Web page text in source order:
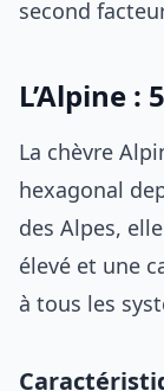
second
L’Alpine
La chèvre
hexagonal
des Alpes,
élevé et une
à tous les